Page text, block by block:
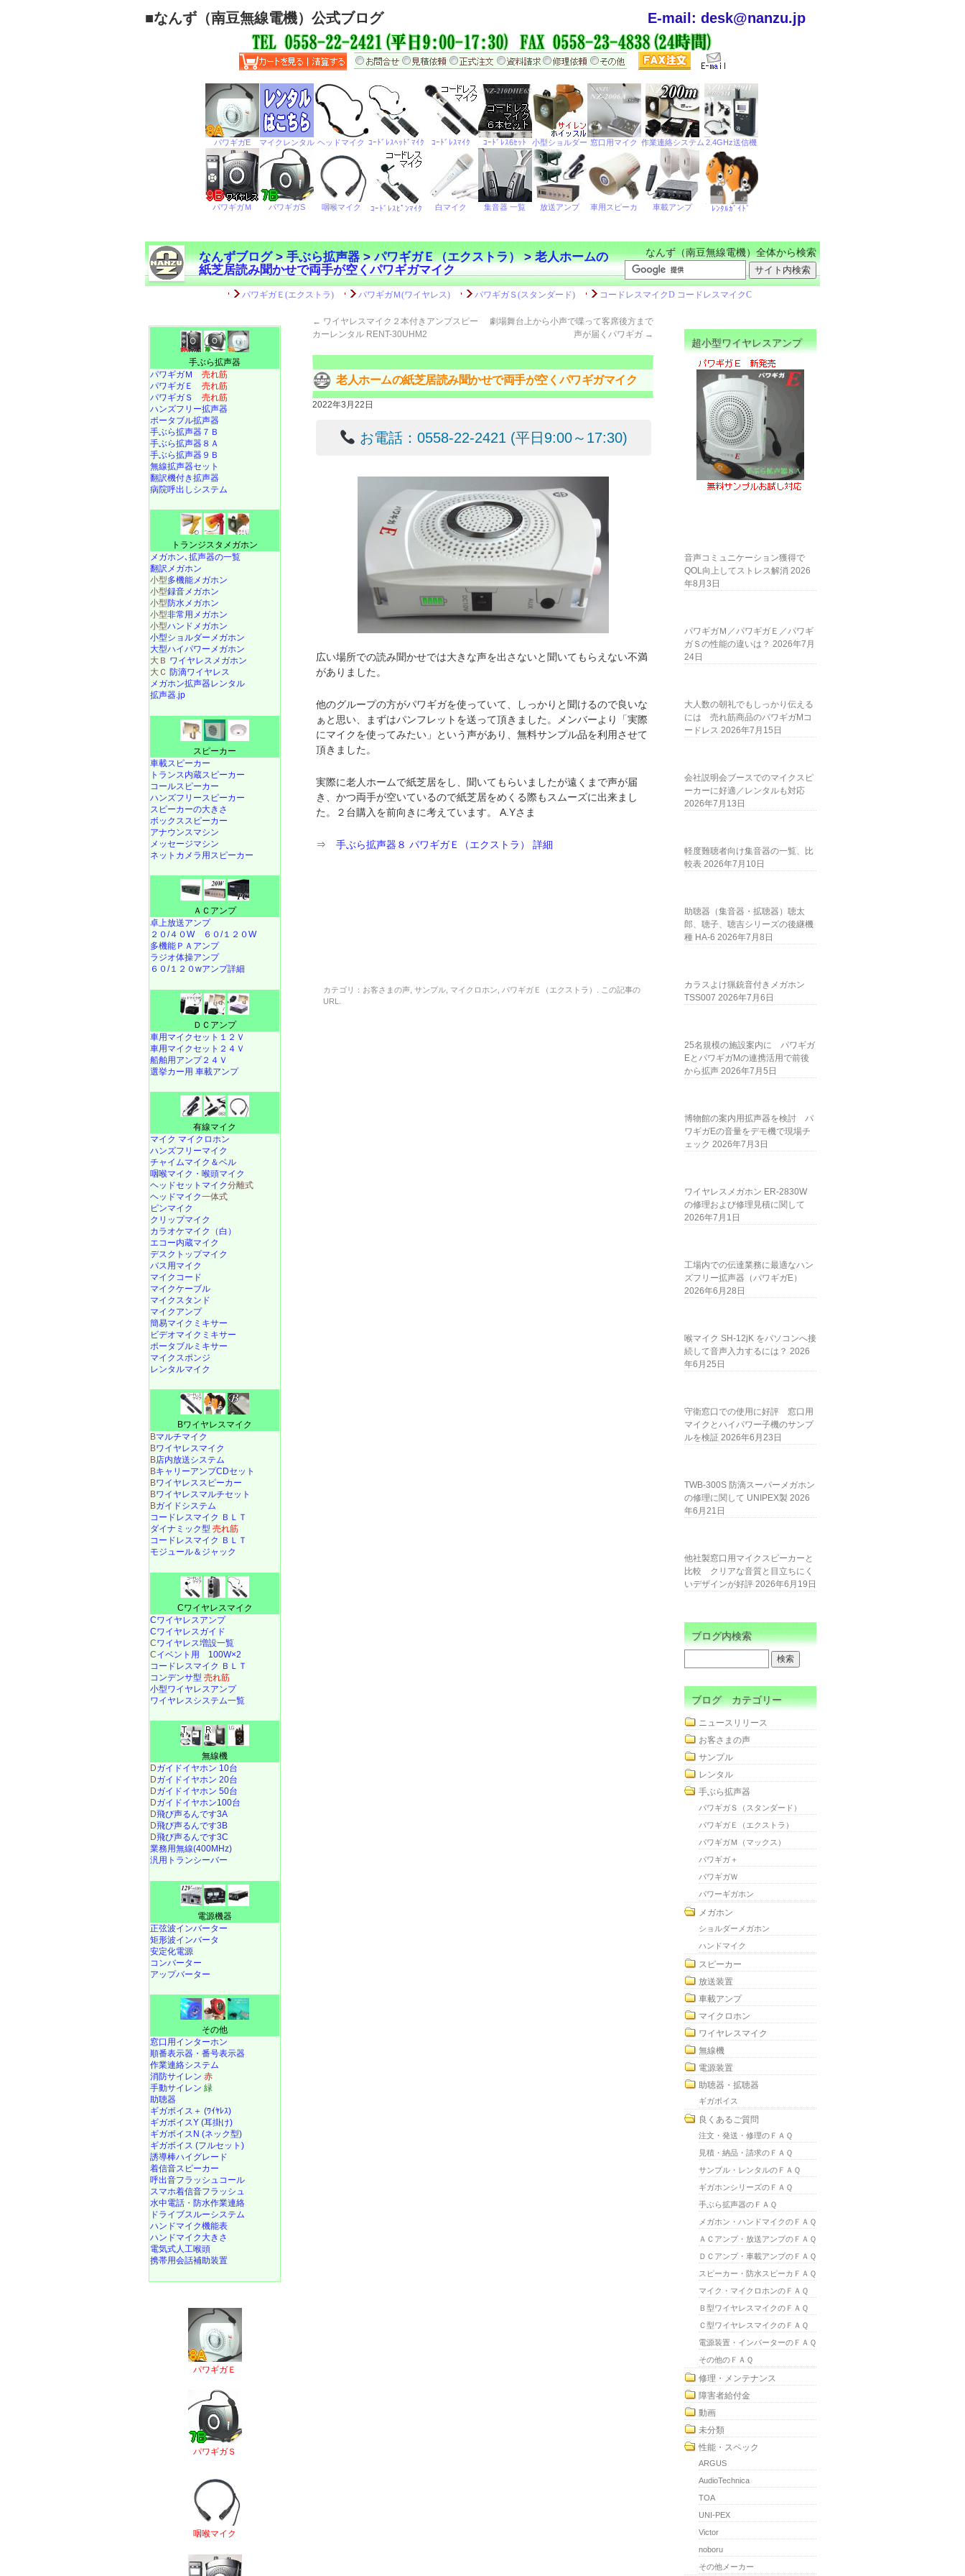
■なんず（南豆無線電機）公式ブログ E-mail: desk@nanzu.jp
なんずブログ>手ぶら拡声器>パワギガＥ（エクストラ）>老人ホームの
紙芝居読み聞かせで両手が空くパワギガマイク
なんず（南豆無線電機）全体から検索
← ワイヤレスマイク２本付きアンプスピー
カーレンタル RENT-30UHM2
劇場舞台上から小声で喋って客席後方まで
声が届くパワギガ →
老人ホームの紙芝居読み聞かせで両手が空くパワギガマイク
2022年3月22日
お電話：0558-22-2421 (平日9:00～17:30)
広い場所での読み聞かせでは大きな声を出さないと聞いてもらえない不満
がありました。
他のグループの方がパワギガを使っていて、しっかりと聞けるので良いな
ぁと思い、まずはパンフレットを送って頂きました。メンバーより「実際
にマイクを使ってみたい」という声があり、無料サンプル品を利用させて
頂きました。
実際に老人ホームで紙芝居をし、聞いてもらいましたが遠くまで声が届
き、かつ両手が空いているので紙芝居をめくる際もスムーズに出来まし
た。２台購入を前向きに考えています。 A.Yさま
⇒手ぶら拡声器８ パワギガＥ（エクストラ） 詳細
カテゴリ： お客さまの声, サンプル, マイクロホン,パワギガＥ（エクストラ） . この記事の
URL.
手ぶら拡声器
パワギガＭ 売れ筋
パワギガＥ 売れ筋
パワギガＳ 売れ筋
ハンズフリー拡声器
ポータブル拡声器
手ぶら拡声器７Ｂ
手ぶら拡声器８Ａ
手ぶら拡声器９Ｂ
無線拡声器セット
翻訳機付き拡声器
病院呼出しシステム
トランジスタメガホン
メガホン､拡声器の一覧
翻訳メガホン
小型多機能メガホン
小型録音メガホン
小型防水メガホン
小型非常用メガホン
小型ハンドメガホン
小型ショルダーメガホン
大型ハイパワーメガホン
大Ｂ ワイヤレスメガホン
大Ｃ 防滴ワイヤレス
メガホン拡声器レンタル
拡声器.jp
スピーカー
車載スピーカー
トランス内蔵スピーカー
コールスピーカー
ハンズフリースピーカー
スピーカーの大きさ
ボックススピーカー
アナウンスマシン
メッセージマシン
ネットカメラ用スピーカー
ＡＣアンプ
卓上放送アンプ
２０/４０W
６０/１２０W
多機能ＰＡアンプ
ラジオ体操アンプ
６０/１２０wアンプ詳細
ＤＣアンプ
車用マイクセット１２Ｖ
車用マイクセット２４Ｖ
船舶用アンプ２４Ｖ
選挙カー用 車載アンプ
有線マイク
マイク マイクロホン
ハンズフリーマイク
チャイムマイク＆ベル
咽喉マイク・喉頭マイク
ヘッドセットマイク分離式
ヘッドマイク一体式
ピンマイク
クリップマイク
カラオケマイク（白）
エコー内蔵マイク
デスクトップマイク
バス用マイク
マイクコード
マイクケーブル
マイクスタンド
マイクアンプ
簡易マイクミキサー
ビデオマイクミキサー
ポータブルミキサー
マイクスポンジ
レンタルマイク
Bワイヤレスマイク
Bマルチマイク
Bワイヤレスマイク
B店内放送システム
BキャリーアンプCDセット
Bワイヤレススピーカー
Bワイヤレスマルチセット
Bガイドシステム
コードレスマイク ＢＬＴ
ダイナミック型 売れ筋
コードレスマイク ＢＬＴ
モジュール＆ジャック
Cワイヤレスマイク
Cワイヤレスアンプ
Cワイヤレスガイド
Cワイヤレス増設一覧
Cイベント用 100W×2
コードレスマイク ＢＬＴ
コンデンサ型 売れ筋
小型ワイヤレスアンプ
ワイヤレスシステム一覧
無線機
Dガイドイヤホン 10台
Dガイドイヤホン 20台
Dガイドイヤホン 50台
Dガイドイヤホン100台
D飛び声るんです3A
D飛び声るんです3B
D飛び声るんです3C
業務用無線(400MHz)
汎用トランシーバー
電源機器
正弦波インバーター
矩形波インバータ
安定化電源
コンバーター
アップバーター
その他
窓口用インターホン
順番表示器・番号表示器
作業連絡システム
消防サイレン 赤
手動サイレン 緑
助聴器
ギガボイス＋ (ﾜｲﾔﾚｽ)
ギガボイスY (耳掛け)
ギガボイスN (ネック型)
ギガボイス (フルセット)
誘導棒ハイグレード
着信音スピーカー
呼出音フラッシュコール
スマホ着信音フラッシュ
水中電話 ・ 防水作業連絡
ドライブスルーシステム
ハンドマイク機能表
ハンドマイク大きさ
電気式人工喉頭
携帯用会話補助装置
パワギガＥ
パワギガＳ
咽喉マイク
超小型ワイヤレスアンプ
音声コミュニケーション獲得で
QOL向上してストレス解消 2026
年8月3日
パワギガＭ／パワギガＥ／パワギ
ガＳの性能の違いは？ 2026年7月
24日
大人数の朝礼でもしっかり伝える
には 売れ筋商品のパワギガMコ
ードレス 2026年7月15日
会社説明会ブースでのマイクスピ
ーカーに好適／レンタルも対応
2026年7月13日
軽度難聴者向け集音器の一覧、比
較表 2026年7月10日
助聴器（集音器・拡聴器）聴太
郎、聴子、聴吉シリーズの後継機
種 HA-6 2026年7月8日
カラスよけ猟銃音付きメガホン
TSS007 2026年7月6日
25名規模の施設案内に パワギガ
EとパワギガMの連携活用で前後
から拡声 2026年7月5日
博物館の案内用拡声器を検討 パ
ワギガEの音量をデモ機で現場チ
ェック 2026年7月3日
ワイヤレスメガホン ER-2830W
の修理および修理見積に関して
2026年7月1日
工場内での伝達業務に最適なハン
ズフリー拡声器（パワギガE）
2026年6月28日
喉マイク SH-12jK をパソコンへ接
続して音声入力するには？ 2026
年6月25日
守衛窓口での使用に好評 窓口用
マイクとハイパワー子機のサンプ
ルを検証 2026年6月23日
TWB-300S 防滴スーパーメガホン
の修理に関して UNIPEX製 2026
年6月21日
他社製窓口用マイクスピーカーと
比較 クリアな音質と目立ちにく
いデザインが好評 2026年6月19日
ブログ内検索
ブログ カテゴリー
ニュースリリース
お客さまの声
サンプル
レンタル
手ぶら拡声器
パワギガＳ（スタンダード）
パワギガＥ（エクストラ）
パワギガＭ（マックス）
パワギガ＋
パワギガＷ
パワーギガホン
メガホン
ショルダーメガホン
ハンドマイク
スピーカー
放送装置
車載アンプ
マイクロホン
ワイヤレスマイク
無線機
電源装置
助聴器・拡聴器
ギガボイス
良くあるご質問
注文・発送・修理のＦＡＱ
見積・納品・請求のＦＡＱ
サンプル・レンタルのＦＡＱ
ギガホンシリーズのＦＡＱ
手ぶら拡声器のＦＡＱ
メガホン・ハンドマイクのＦＡＱ
ＡＣアンプ・放送アンプのＦＡＱ
ＤＣアンプ・車載アンプのＦＡＱ
スピーカー・防水スピーカＦＡＱ
マイク・マイクロホンのＦＡＱ
Ｂ型ワイヤレスマイクのＦＡＱ
Ｃ型ワイヤレスマイクのＦＡＱ
電源装置・インバーターのＦＡＱ
その他のＦＡＱ
修理・メンテナンス
障害者給付金
動画
未分類
性能・スペック
ARGUS
AudioTechnica
TOA
UNI-PEX
Victor
noboru
その他メーカー